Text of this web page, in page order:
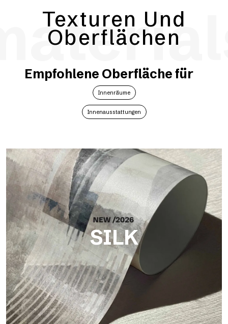
Texturen Und
Oberflächen
Empfohlene Oberfläche für
Innenräume
Innenausstattungen
SILK